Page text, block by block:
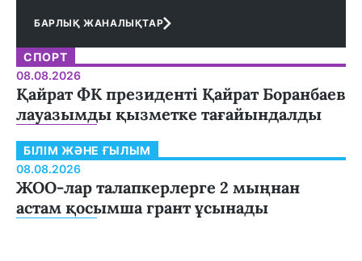
БАРЛЫҚ ЖАНАЛЫҚТАР
СПОРТ
08.08.2026
Қайрат ФК президенті Қайрат Боранбаев
лауазымды қызметке тағайындалды
БІЛІМ ЖӘНЕ ҒЫЛЫМ
08.08.2026
ЖОО-лар талапкерлерге 2 мыңнан
астам қосымша грант ұсынады